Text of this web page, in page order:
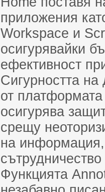
приложения
Workspace и
осигурявайки
ефективност
Сигурността на
от
осигурява
срещу
на информация,
Функцията